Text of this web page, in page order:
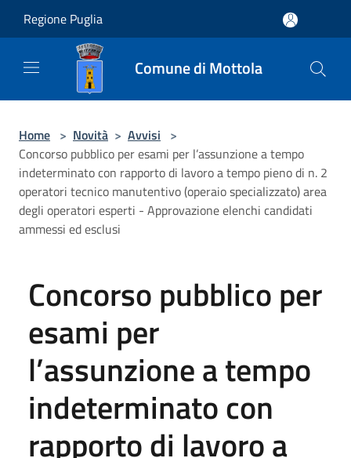
Regione Puglia
Comune di Mottola
Home > Novità > Avvisi >
Concorso pubblico per esami per l’assunzione a tempo
indeterminato con rapporto di lavoro a tempo pieno di n. 2
operatori tecnico manutentivo (operaio specializzato) area
degli operatori esperti - Approvazione elenchi candidati
ammessi ed esclusi
Concorso pubblico per
esami per
l’assunzione a tempo
indeterminato con
rapporto di lavoro a